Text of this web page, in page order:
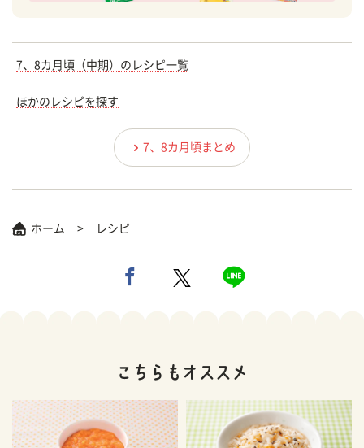
7、8カ月頃（中期）のレシピ一覧
ほかのレシピを探す
7、8カ月頃まとめ
ホーム レシピ